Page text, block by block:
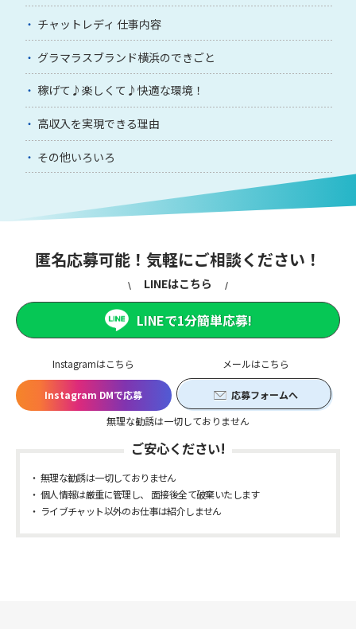
チャットレディ 仕事内容
グラマラスブランド横浜のできごと
稼げて♪楽しくて♪快適な環境！
高収入を実現できる理由
その他いろいろ
匿名応募可能！気軽にご相談ください！
Instagramはこちら
Instagram DMで応募
メールはこちら
応募フォームへ
無理な勧誘は一切しておりません
LINEはこちら
LINEで1分簡単応募!
ご安心ください!
無理な勧誘は一切しておりません
個人情報は厳重に管理し、 面接後全て破棄いたします
ライブチャット以外のお仕事は紹介しません